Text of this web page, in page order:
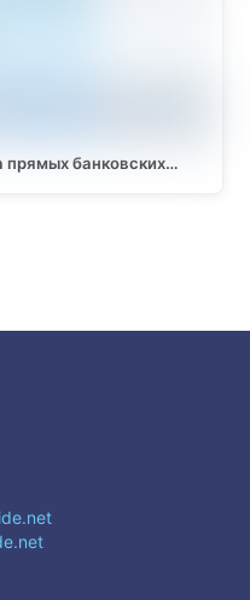
прямых банковских…